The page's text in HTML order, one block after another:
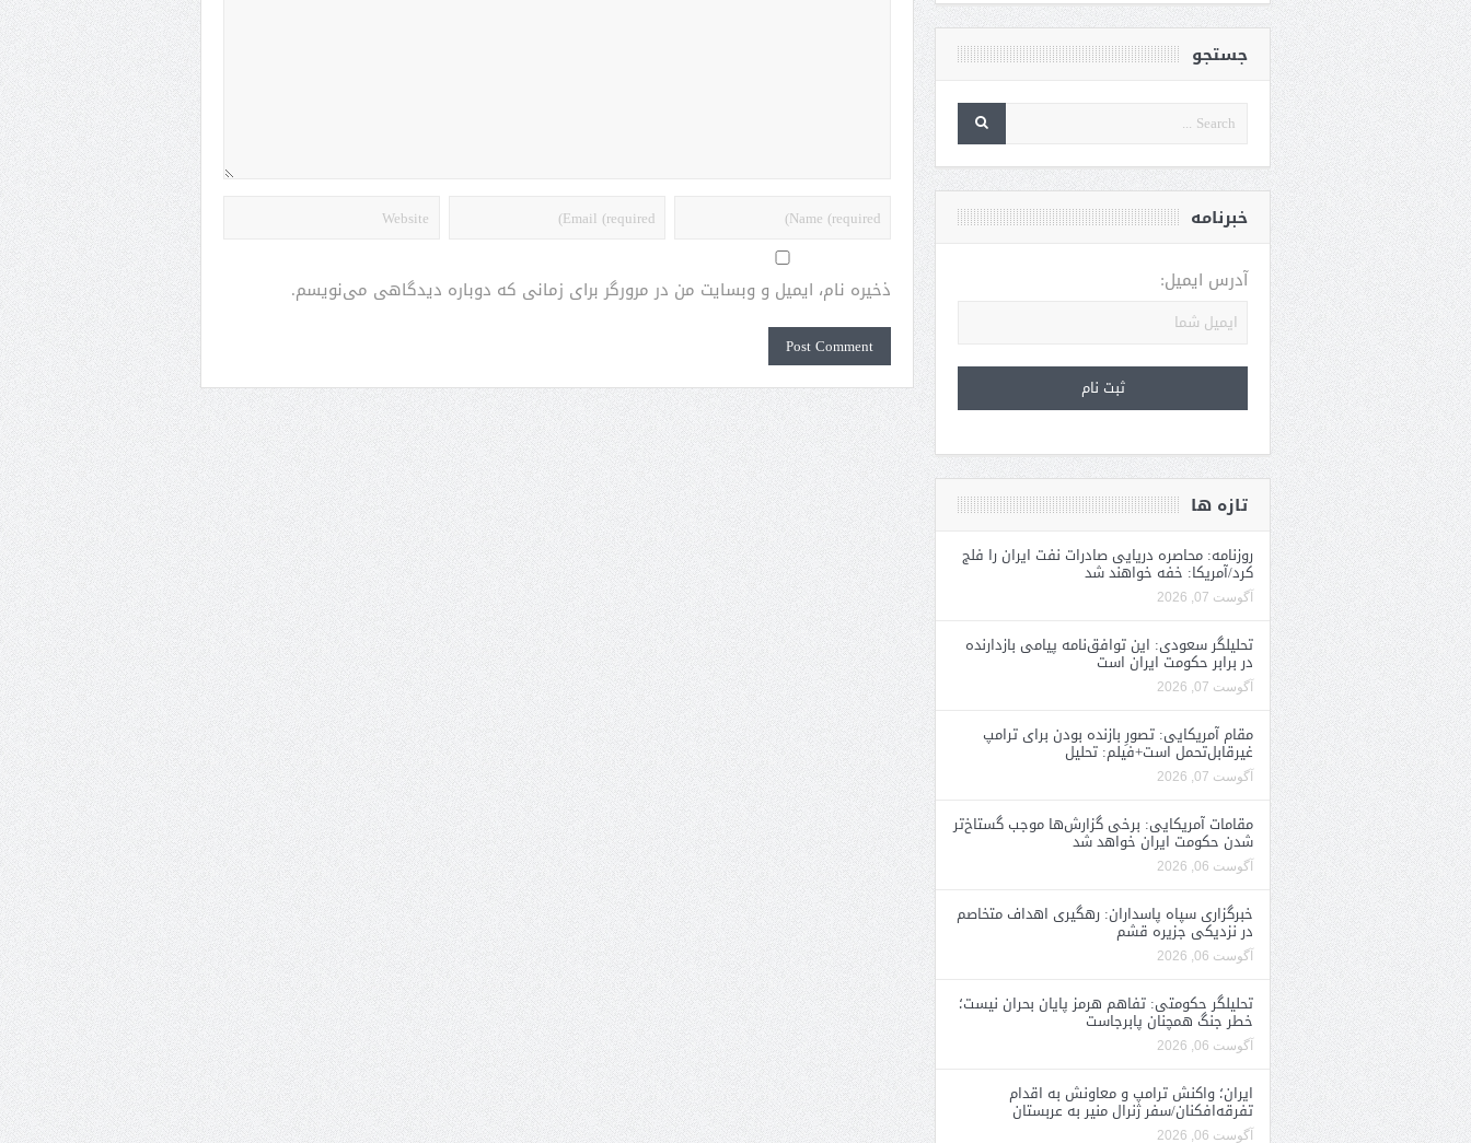
ذخیره نام، ایمیل و وبسایت من در مرورگر برای زمانی که دوباره دیدگاهی می‌نویسم.
جستجو
خبرنامه
آدرس ایمیل:
تازه ها
روزنامه: محاصره دریایی صادرات نفت ایران را فلج
کرد/آمریکا: خفه خواهند شد
آگوست 07, 2026
تحلیلگر سعودی: این توافق‌نامه پیامی بازدارنده
در برابر حکومت ایران است
آگوست 07, 2026
مقام آمریکایی: تصورِ بازنده بودن برای ترامپ
غیرقابل‌تحمل است+فیلم: تحلیل
آگوست 07, 2026
مقامات آمریکایی: برخی گزارش‌ها موجب گستاخ‌تر
شدن حکومت ایران خواهد شد
آگوست 06, 2026
خبرگزاری سپاه پاسداران: رهگیری اهداف متخاصم
در نزدیکی جزیره قشم
آگوست 06, 2026
تحلیلگر حکومتی: تفاهم هرمز پایان بحران نیست؛
خطر جنگ همچنان پابرجاست
آگوست 06, 2026
ایران؛ واکنش ترامپ و معاونش به اقدام
تفرقه‌افکنان/سفر ژنرال منیر به عربستان
آگوست 06, 2026